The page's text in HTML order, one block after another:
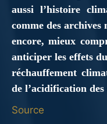
aussi l’histoire
comme des archives
encore, mieux
anticiper les effets du
réchauffement
de l’acidification des
Source